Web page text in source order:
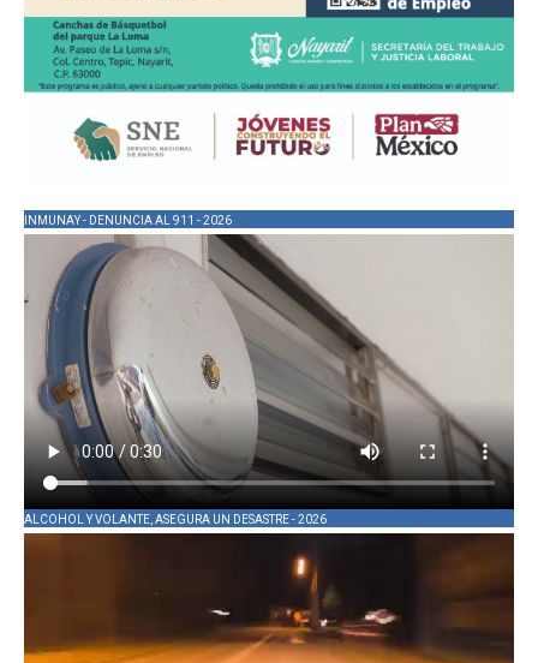
INMUNAY - DENUNCIA AL 911 - 2026
ALCOHOL Y VOLANTE, ASEGURA UN DESASTRE - 2026